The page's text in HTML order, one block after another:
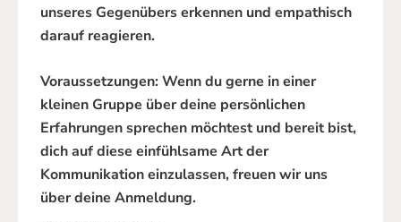
unseres Gegenübers erkennen und empathisch
darauf reagieren.
Voraussetzungen: Wenn du gerne in einer
kleinen Gruppe über deine persönlichen
Erfahrungen sprechen möchtest und bereit bist,
dich auf diese einfühlsame Art der
Kommunikation einzulassen, freuen wir uns
über deine Anmeldung.